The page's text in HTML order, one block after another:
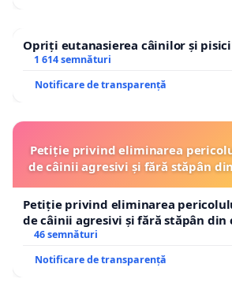
Opriți eutanasierea câinilor și
1 614 semnături
Notificare de transparență
Petiție privind eliminarea
de câinii agresivi și fără stăpân
Petiție privind eliminarea
de câinii agresivi și fără stăpân din
46 semnături
Notificare de transparență